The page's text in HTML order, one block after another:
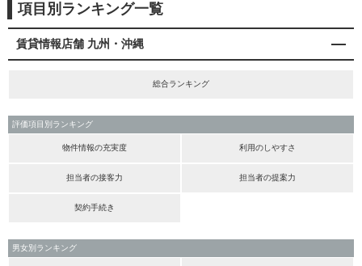
項目別ランキング一覧
賃貸情報店舗 九州・沖縄
総合ランキング
評価項目別ランキング
物件情報の充実度 利用のしやすさ
担当者の接客力 担当者の提案力
契約手続き
男女別ランキング